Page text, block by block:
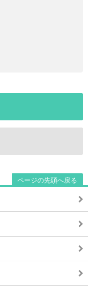
ページの先頭へ戻る